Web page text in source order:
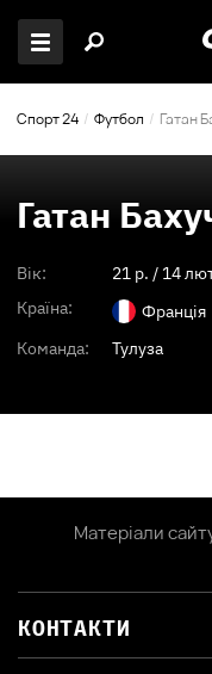
Спорт 24 Футбол Гатан
Гатан
Вік: 21 p. / 14
Країна:
Франція
Команда:
Тулуза
Матеріали
КОНТАКТИ